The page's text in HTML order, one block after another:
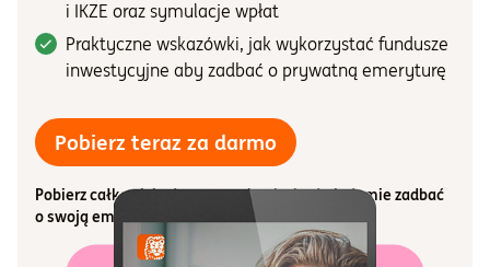
i IKZE oraz symulacje wpłat
Praktyczne wskazówki, jak wykorzystać fundusze
inwestycyjne aby zadbać o prywatną emeryturę
Pobierz teraz za darmo darmowy ebook
Pobierz całkowicie darmowy ebook aby świadomie zadbać
o swoją emeryturę!